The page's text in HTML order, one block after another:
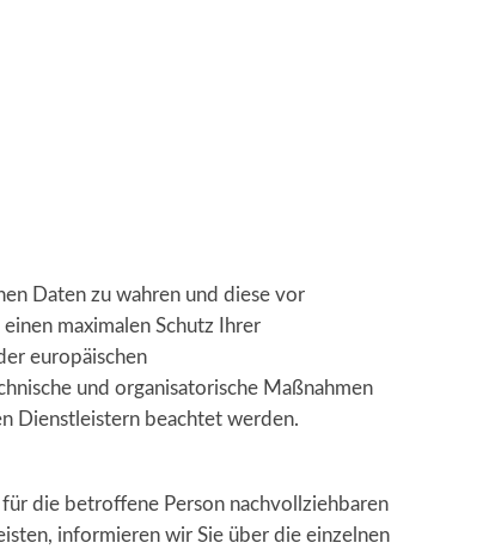
Daten zu wahren und diese vor
maximalen Schutz Ihrer
europäischen
und organisatorische Maßnahmen
Dienstleistern beachtet werden.
die betroffene Person nachvollziehbaren
informieren wir Sie über die einzelnen